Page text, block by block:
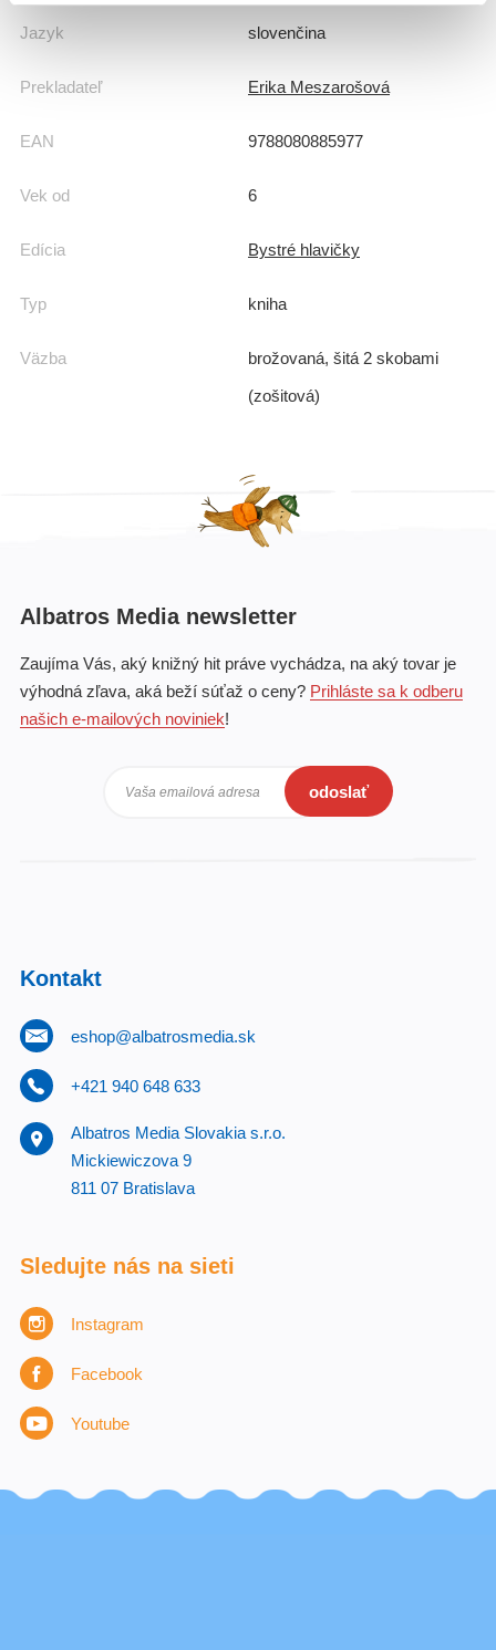
Jazyk slovenčina
Prekladateľ Erika Meszarošová
EAN 9788080885977
Vek od 6
Edícia Bystré hlavičky
Typ kniha
Väzba
brožovaná, šitá 2 skobami
(zošitová)
Albatros Media newsletter
Zaujíma Vás, aký knižný hit práve vychádza, na aký tovar je
výhodná zľava, aká beží súťaž o ceny? Prihláste sa k odberu
našich e-mailových noviniek!
Vaša emailová adresa odoslať
Kontakt
eshop@albatrosmedia.sk
+421 940 648 633
Albatros Media Slovakia s.r.o.
Mickiewiczova 9
811 07 Bratislava
Sledujte nás na sieti
Instagram
Facebook
Youtube